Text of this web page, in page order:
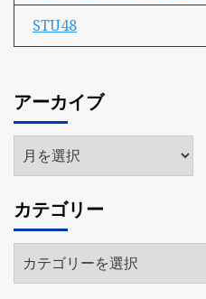
STU48
アーカイブ
ア
ー
イ
ブ
カテゴリー
テ